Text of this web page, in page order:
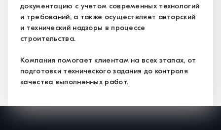
документацию с учетом современных технологий
и требований, а также осуществляет авторский
и технический надзоры в процессе
строительства.
Компания помогает клиентам на всех этапах, от
подготовки технического задания до контроля
качества выполненных работ.